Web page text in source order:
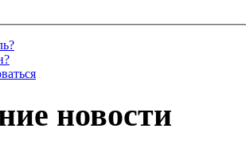
новости